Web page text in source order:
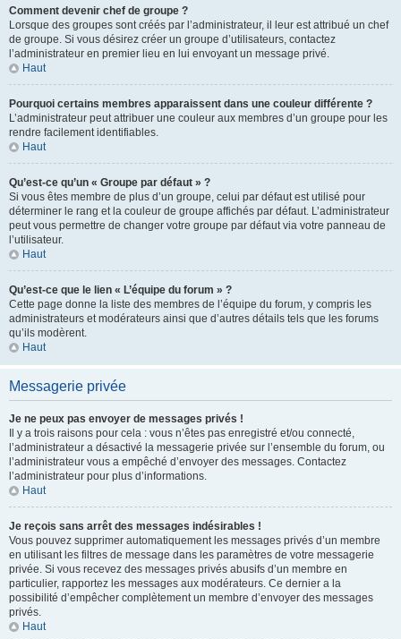
Comment devenir chef de groupe ?
Lorsque des groupes sont créés par l’administrateur, il leur est attribué un chef
de groupe. Si vous désirez créer un groupe d’utilisateurs, contactez
l’administrateur en premier lieu en lui envoyant un message privé.
Haut
Pourquoi certains membres apparaissent dans une couleur différente ?
L’administrateur peut attribuer une couleur aux membres d’un groupe pour les
rendre facilement identifiables.
Haut
Qu’est-ce qu’un « Groupe par défaut » ?
Si vous êtes membre de plus d’un groupe, celui par défaut est utilisé pour
déterminer le rang et la couleur de groupe affichés par défaut. L’administrateur
peut vous permettre de changer votre groupe par défaut via votre panneau de
l’utilisateur.
Haut
Qu’est-ce que le lien « L’équipe du forum » ?
Cette page donne la liste des membres de l’équipe du forum, y compris les
administrateurs et modérateurs ainsi que d’autres détails tels que les forums
qu’ils modèrent.
Haut
Messagerie privée
Je ne peux pas envoyer de messages privés !
Il y a trois raisons pour cela : vous n’êtes pas enregistré et/ou connecté,
l’administrateur a désactivé la messagerie privée sur l’ensemble du forum, ou
l’administrateur vous a empêché d’envoyer des messages. Contactez
l’administrateur pour plus d’informations.
Haut
Je reçois sans arrêt des messages indésirables !
Vous pouvez supprimer automatiquement les messages privés d’un membre
en utilisant les filtres de message dans les paramètres de votre messagerie
privée. Si vous recevez des messages privés abusifs d’un membre en
particulier, rapportez les messages aux modérateurs. Ce dernier a la
possibilité d’empêcher complètement un membre d’envoyer des messages
privés.
Haut